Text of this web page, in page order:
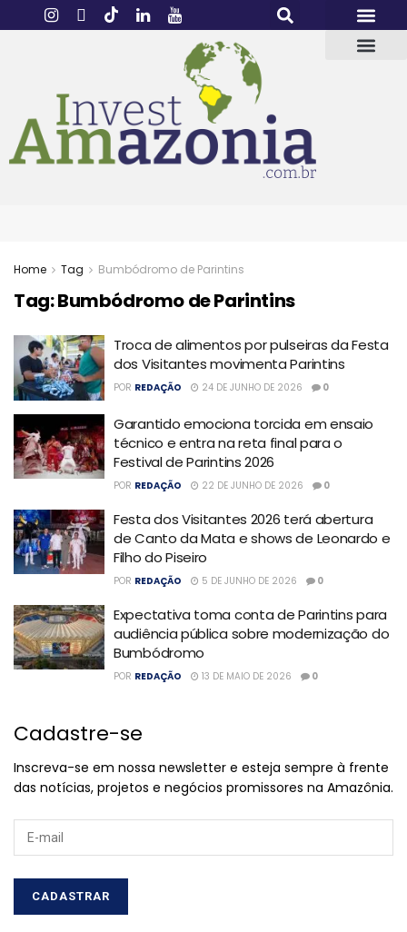
Home Tag Bumbódromo de Parintins
Tag:Bumbódromo de Parintins
Troca de alimentos por pulseiras da Festa
dos Visitantes movimenta Parintins
POR REDAÇÃO 24 DE JUNHO DE 2026 0
Garantido emociona torcida em ensaio
técnico e entra na reta final para o
Festival de Parintins 2026
POR REDAÇÃO 22 DE JUNHO DE 2026 0
Festa dos Visitantes 2026 terá abertura
de Canto da Mata e shows de Leonardo e
Filho do Piseiro
POR REDAÇÃO 5 DE JUNHO DE 2026 0
Expectativa toma conta de Parintins para
audiência pública sobre modernização do
Bumbódromo
POR REDAÇÃO 13 DE MAIO DE 2026 0
Cadastre-se
Inscreva-se em nossa newsletter e esteja sempre à frente
das notícias, projetos e negócios promissores na Amazônia.